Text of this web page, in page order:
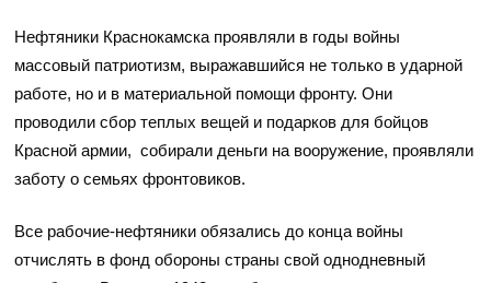
Нефтяники Краснокамска проявляли в годы войны
массовый патриотизм, выражавшийся не только в ударной
работе, но и в материальной помощи фронту. Они
проводили сбор теплых вещей и подарков для бойцов
Красной армии, собирали деньги на вооружение, проявляли
заботу о семьях фронтовиков.
Все рабочие-нефтяники обязались до конца войны
отчислять в фонд обороны страны свой однодневный